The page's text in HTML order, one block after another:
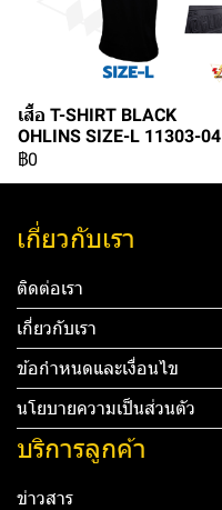
เสื้อ T-SHIRT BLACK
OHLINS SIZE-L 11303-04
฿0
เกี่ยวกับเรา
ติดต่อเรา
เกี่ยวกับเรา
ข้อกำหนดและเงื่อนไข
นโยบายความเป็นส่วนตัว
บริการลูกค้า
ข่าวสาร